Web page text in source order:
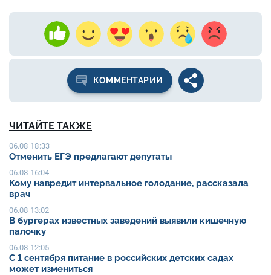
КОММЕНТАРИИ
ЧИТАЙТЕ ТАКЖЕ
06.08 18:33
Отменить ЕГЭ предлагают депутаты
06.08 16:04
Кому навредит интервальное голодание, рассказала
врач
06.08 13:02
В бургерах известных заведений выявили кишечную
палочку
06.08 12:05
С 1 сентября питание в российских детских садах
может измениться